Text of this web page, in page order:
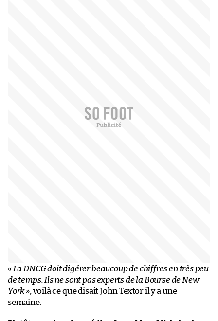
« La DNCG doit digérer beaucoup de chiffres en très peu
de temps. Ils ne sont pas experts de la Bourse de New
York », voilà ce que disait John Textor il y a une
semaine.